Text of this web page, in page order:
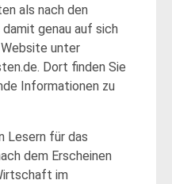
als nach den
damit genau auf sich
unter
Dort finden Sie
Informationen zu
Lesern für das
dem Erscheinen
im